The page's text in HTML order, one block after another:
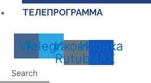
ТЕЛЕПРОГРАММА
Vk
Telegram
Иконка
Rutube
Иконка
MAX
Search